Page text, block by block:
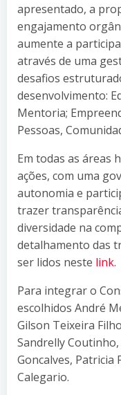
apresentado, a
engajamento
aumente a
através de uma
desafios
desenvolvimento:
Mentoria;
Pessoas,
Em todas as áreas
ações, com uma
autonomia e
trazer
diversidade na
detalhamento das
ser lidos neste link.
Para integrar o
escolhidos André
Gilson Teixeira
Sandrelly
Goncalves, Patricia
Calegario.